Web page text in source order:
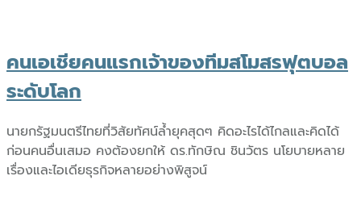
คนเอเชียคนแรกเจ้าของทีมสโมสรฟุตบอล
ระดับโลก
นายกรัฐมนตรีไทยที่วิสัยทัศน์ล้ำยุคสุดๆ คิดอะไรได้ไกลและคิดได้
ก่อนคนอื่นเสมอ คงต้องยกให้ ดร.ทักษิณ ชินวัตร นโยบายหลาย
เรื่องและไอเดียธุรกิจหลายอย่างพิสูจน์